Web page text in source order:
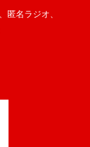
匿名ラジオ